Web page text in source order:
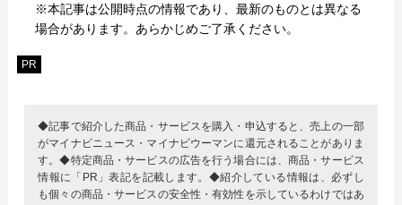
※本記事は公開時点の情報であり、最新のものとは異なる
場合があります。あらかじめご了承ください。
PR
◆記事で紹介した商品・サービスを購入・申込すると、売上の一部
がマイナビニュース・マイナビウーマンに還元されることがありま
す。◆特定商品・サービスの広告を行う場合には、商品・サービス
情報に「PR」表記を記載します。◆紹介している情報は、必ずし
も個々の商品・サービスの安全性・有効性を示しているわけではあ